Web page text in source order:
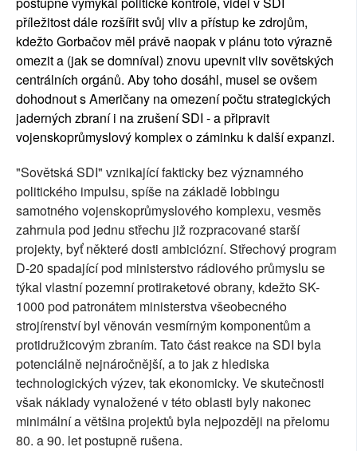
příležitost dále rozšířit svůj vliv a přístup ke zdrojům,
kdežto Gorbačov měl právě naopak v plánu toto výrazně
omezit a (jak se domníval) znovu upevnit vliv sovětských
centrálních orgánů. Aby toho dosáhl, musel se ovšem
dohodnout s Američany na omezení počtu strategických
jaderných zbraní i na zrušení SDI - a připravit
vojenskoprůmyslový komplex o záminku k další expanzi.
"Sovětská SDI" vznikající fakticky bez významného
politického impulsu, spíše na základě lobbingu
samotného vojenskoprůmyslového komplexu, vesměs
zahrnula pod jednu střechu již rozpracované starší
projekty, byť některé dosti ambiciózní. Střechový program
D-20 spadající pod ministerstvo rádiového průmyslu se
týkal vlastní pozemní protiraketové obrany, kdežto SK-
1000 pod patronátem ministerstva všeobecného
strojírenství byl věnován vesmírným komponentům a
protidružicovým zbraním. Tato část reakce na SDI byla
potenciálně nejnáročnější, a to jak z hlediska
technologických výzev, tak ekonomicky. Ve skutečnosti
však náklady vynaložené v této oblasti byly nakonec
minimální a většina projektů byla nejpozději na přelomu
80. a 90. let postupně rušena.